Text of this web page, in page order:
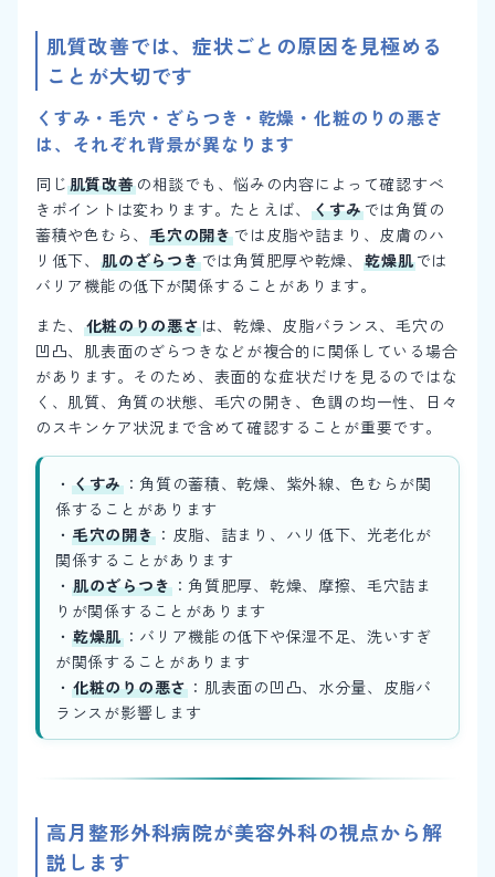
肌質改善では、症状ごとの原因を見極める
ことが大切です
くすみ・毛穴・ざらつき・乾燥・化粧のりの悪さ
は、それぞれ背景が異なります
同じ肌質改善の相談でも、悩みの内容によって確認すべ
きポイントは変わります。たとえば、 くすみでは角質の
蓄積や色むら、 毛穴の開きでは皮脂や詰まり、皮膚のハ
リ低下、 肌のざらつきでは角質肥厚や乾燥、 乾燥肌では
バリア機能の低下が関係することがあります。
また、化粧のりの悪さは、乾燥、皮脂バランス、毛穴の
凹凸、肌表面のざらつきなどが複合的に関係している場合
があります。そのため、表面的な症状だけを見るのではな
く、肌質、角質の状態、毛穴の開き、色調の均一性、日々
のスキンケア状況まで含めて確認することが重要です。
・ くすみ：角質の蓄積、乾燥、紫外線、色むらが関
係することがあります
・ 毛穴の開き：皮脂、詰まり、ハリ低下、光老化が
関係することがあります
・ 肌のざらつき：角質肥厚、乾燥、摩擦、毛穴詰ま
りが関係することがあります
・ 乾燥肌：バリア機能の低下や保湿不足、洗いすぎ
が関係することがあります
・ 化粧のりの悪さ ：肌表面の凹凸、水分量、皮脂バ
ランスが影響します
高月整形外科病院が美容外科の視点から解
説します